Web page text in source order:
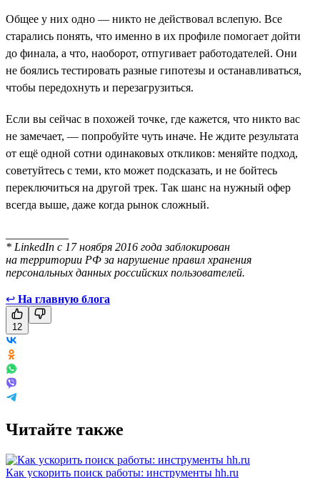
Общее у них одно — никто не действовал вслепую. Все
старались понять, что именно в их профиле помогает дойти
до финала, а что, наоборот, отпугивает работодателей. Они
не боялись тестировать разные гипотезы и останавливаться,
чтобы передохнуть и перезагрузиться.
Если вы сейчас в похожей точке, где кажется, что никто вас
не замечает, — попробуйте чуть иначе. Не ждите результата
от ещё одной сотни одинаковых откликов: меняйте подход,
советуйтесь с теми, кто может подсказать, и не бойтесь
переключиться на другой трек. Так шанс на нужный офер
всегда выше, даже когда рынок сложный.
* LinkedIn с 17 ноября 2016 года заблокирован
на территории РФ за нарушение правил хранения
персональных данных российских пользователей.
↩ На главную блога
12
Читайте также
Как ускорить поиск работы: инструменты hh.ru